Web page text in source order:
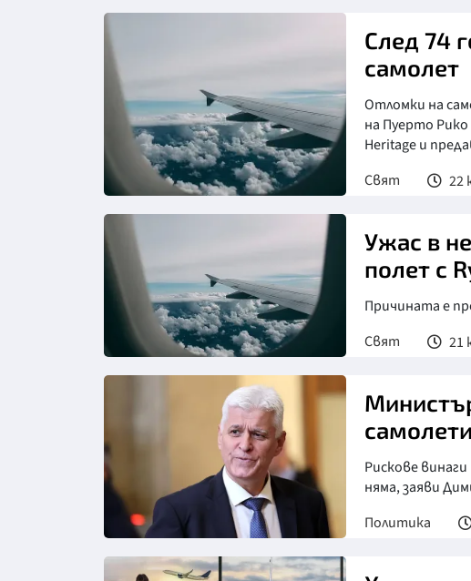
След 74
самолет
Отломки на
на Пуерто
Heritage и
Свят
22
Ужас в
полет с
Причината е
Свят
21
Рискове
няма, заяви
Политика